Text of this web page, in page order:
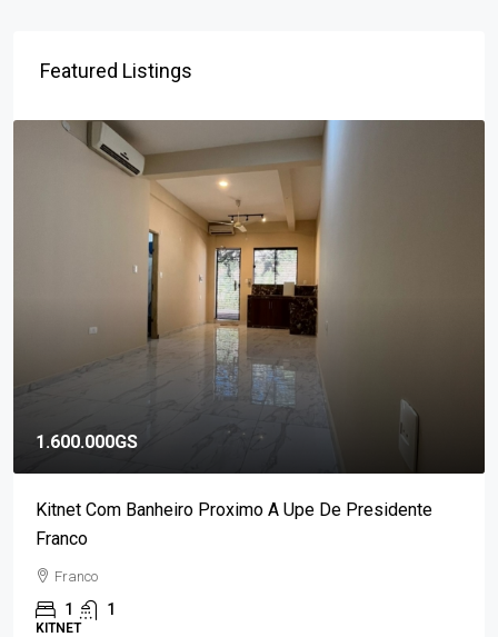
Featured Listings
1.600.000GS
Kitnet Com Banheiro Proximo A Upe De Presidente
Franco
Franco
1 1
KITNET